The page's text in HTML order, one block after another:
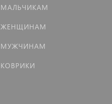
МАЛЬЧИКАМ
ЖЕНЩИНАМ
МУЖЧИНАМ
КОВРИКИ